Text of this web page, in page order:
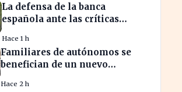
La defensa de la banca
española ante las críticas
consumidor hipotecario
Hace 1 h
Familiares de autónomos se
benefician de un nuevo
Hace 2 h